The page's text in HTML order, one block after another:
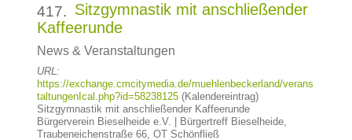
417. Sitzgymnastik mit anschließender
Kaffeerunde
News & Veranstaltungen
URL:
https://exchange.cmcitymedia.de/muehlenbeckerland/verans
taltungenIcal.php?id=58238125(Kalendereintrag)
Sitzgymnastik mit anschließender Kaffeerunde
Bürgerverein Bieselheide e.V. | Bürgertreff Bieselheide,
Traubeneichenstraße 66, OT Schönfließ